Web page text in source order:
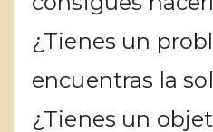
¿Tienes un
encuentras la
¿Tienes un